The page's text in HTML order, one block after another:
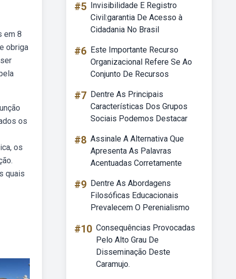
em 8
obriga
os
os
quais
#5 Invisibilidade E Registro
Civil:garantia De Acesso à
Cidadania No Brasil
#6 Este Importante Recurso
Organizacional Refere Se Ao
Conjunto De Recursos
#7 Dentre As Principais
Características Dos Grupos
Sociais Podemos Destacar
#8 Assinale A Alternativa Que
Apresenta As Palavras
Acentuadas Corretamente
#9 Dentre As Abordagens
Filosóficas Educacionais
Prevalecem O Perenialismo
#10 Consequências Provocadas
Pelo Alto Grau De
Disseminação Deste
Caramujo.